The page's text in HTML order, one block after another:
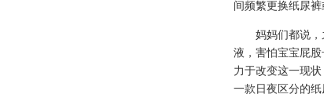
间频繁更换纸尿
妈妈们都说，之
液，害怕宝宝屁
力于改变这一现
一款日夜区分的